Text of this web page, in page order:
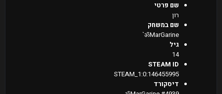
שם פרטי
רון
שם במשחק
ॐMarGarine`
גיל
14
STEAM ID
STEAM_1:0:146455995
דיסקורד